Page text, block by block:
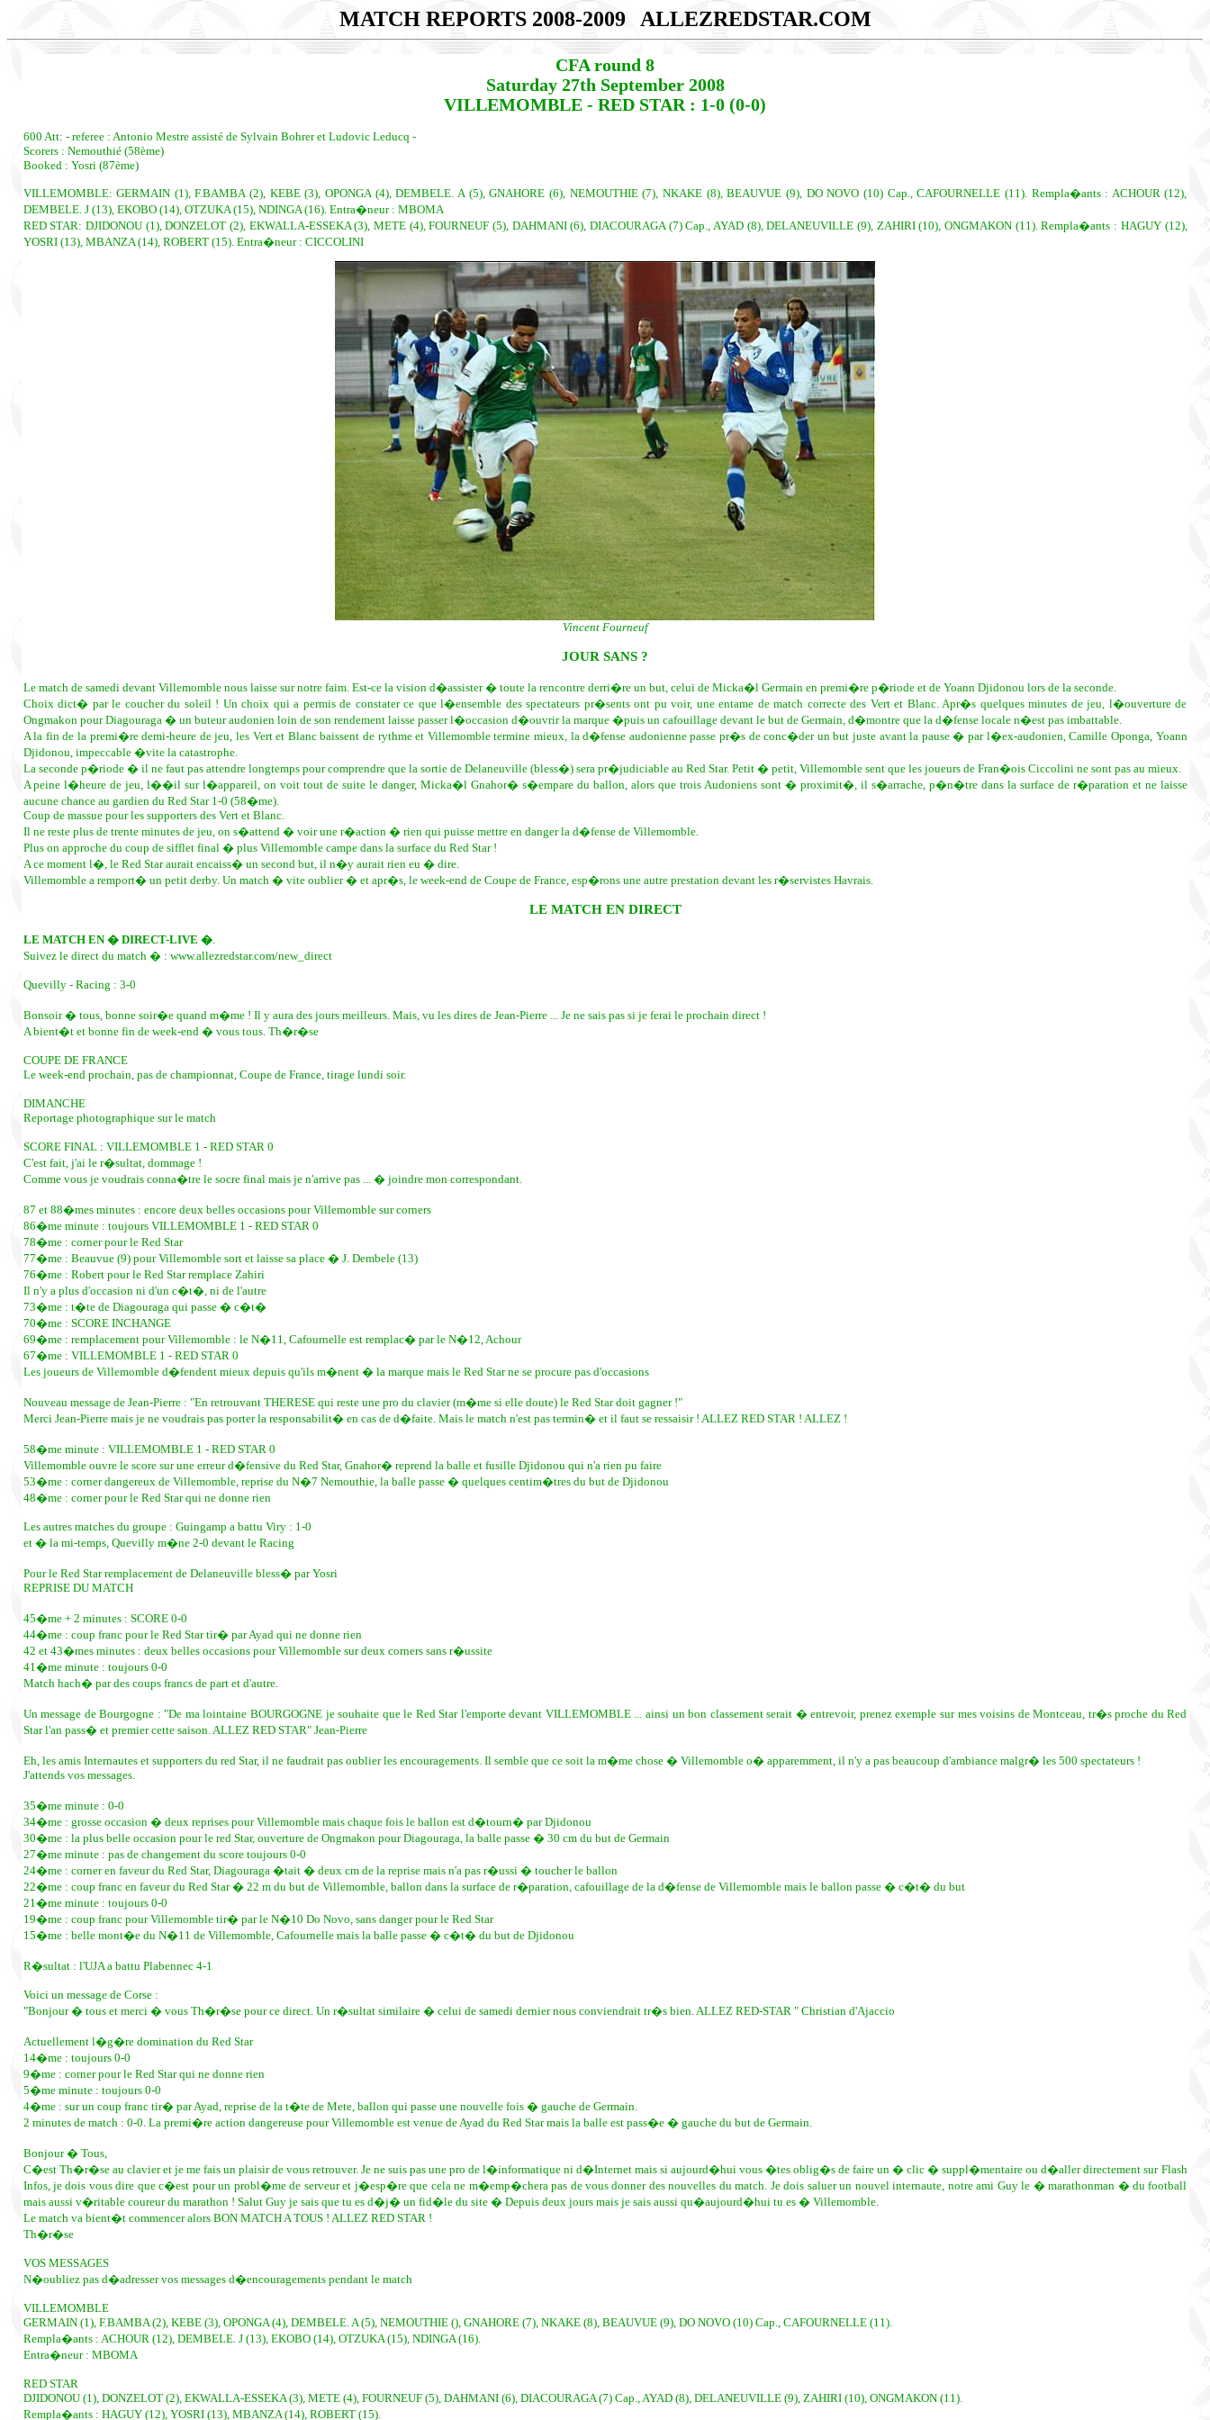
MATCH REPORTS 2008-2009 ALLEZREDSTAR.COM
CFA round 8
Saturday 27th September 2008
VILLEMOMBLE - RED STAR : 1-0 (0-0)
600 Att: - referee : Antonio Mestre assisté de Sylvain Bohrer et Ludovic Leducq -
Scorers : Nemouthié (58ème)
Booked : Yosri (87ème)
VILLEMOMBLE: GERMAIN (1), F.BAMBA (2), KEBE (3), OPONGA (4), DEMBELE. A (5), GNAHORE (6), NEMOUTHIE (7), NKAKE (8), BEAUVUE (9), DO NOVO (10) Cap., CAFOURNELLE (11). Rempla�ants : ACHOUR (12),
DEMBELE. J (13), EKOBO (14), OTZUKA (15), NDINGA (16). Entra�neur : MBOMA
RED STAR: DJIDONOU (1), DONZELOT (2), EKWALLA-ESSEKA (3), METE (4), FOURNEUF (5), DAHMANI (6), DIACOURAGA (7) Cap., AYAD (8), DELANEUVILLE (9), ZAHIRI (10), ONGMAKON (11). Rempla�ants : HAGUY (12),
YOSRI (13), MBANZA (14), ROBERT (15). Entra�neur : CICCOLINI
Vincent Fourneuf
JOUR SANS ?
Le match de samedi devant Villemomble nous laisse sur notre faim. Est-ce la vision d�assister � toute la rencontre derri�re un but, celui de Micka�l Germain en premi�re p�riode et de Yoann Djidonou lors de la seconde.
Choix dict� par le coucher du soleil ! Un choix qui a permis de constater ce que l�ensemble des spectateurs pr�sents ont pu voir, une entame de match correcte des Vert et Blanc. Apr�s quelques minutes de jeu, l�ouverture de
Ongmakon pour Diagouraga � un buteur audonien loin de son rendement laisse passer l�occasion d�ouvrir la marque �puis un cafouillage devant le but de Germain, d�montre que la d�fense locale n�est pas imbattable.
A la fin de la premi�re demi-heure de jeu, les Vert et Blanc baissent de rythme et Villemomble termine mieux, la d�fense audonienne passe pr�s de conc�der un but juste avant la pause � par l�ex-audonien, Camille Oponga, Yoann
Djidonou, impeccable �vite la catastrophe.
La seconde p�riode � il ne faut pas attendre longtemps pour comprendre que la sortie de Delaneuville (bless�) sera pr�judiciable au Red Star. Petit � petit, Villemomble sent que les joueurs de Fran�ois Ciccolini ne sont pas au mieux.
A peine l�heure de jeu, l��il sur l�appareil, on voit tout de suite le danger, Micka�l Gnahor� s�empare du ballon, alors que trois Audoniens sont � proximit�, il s�arrache, p�n�tre dans la surface de r�paration et ne laisse
aucune chance au gardien du Red Star 1-0 (58�me).
Coup de massue pour les supporters des Vert et Blanc.
Il ne reste plus de trente minutes de jeu, on s�attend � voir une r�action � rien qui puisse mettre en danger la d�fense de Villemomble.
Plus on approche du coup de sifflet final � plus Villemomble campe dans la surface du Red Star !
A ce moment l�, le Red Star aurait encaiss� un second but, il n�y aurait rien eu � dire.
Villemomble a remport� un petit derby. Un match � vite oublier � et apr�s, le week-end de Coupe de France, esp�rons une autre prestation devant les r�servistes Havrais.
LE MATCH EN DIRECT
LE MATCH EN � DIRECT-LIVE �.
Suivez le direct du match � : www.allezredstar.com/new_direct
Quevilly - Racing : 3-0
Bonsoir � tous, bonne soir�e quand m�me ! Il y aura des jours meilleurs. Mais, vu les dires de Jean-Pierre ... Je ne sais pas si je ferai le prochain direct !
A bient�t et bonne fin de week-end � vous tous. Th�r�se
COUPE DE FRANCE
Le week-end prochain, pas de championnat, Coupe de France, tirage lundi soir.
DIMANCHE
Reportage photographique sur le match
SCORE FINAL : VILLEMOMBLE 1 - RED STAR 0
C'est fait, j'ai le r�sultat, dommage !
Comme vous je voudrais conna�tre le socre final mais je n'arrive pas ... � joindre mon correspondant.
87 et 88�mes minutes : encore deux belles occasions pour Villemomble sur corners
86�me minute : toujours VILLEMOMBLE 1 - RED STAR 0
78�me : corner pour le Red Star
77�me : Beauvue (9) pour Villemomble sort et laisse sa place � J. Dembele (13)
76�me : Robert pour le Red Star remplace Zahiri
Il n'y a plus d'occasion ni d'un c�t�, ni de l'autre
73�me : t�te de Diagouraga qui passe � c�t�
70�me : SCORE INCHANGE
69�me : remplacement pour Villemomble : le N�11, Cafournelle est remplac� par le N�12, Achour
67�me : VILLEMOMBLE 1 - RED STAR 0
Les joueurs de Villemomble d�fendent mieux depuis qu'ils m�nent � la marque mais le Red Star ne se procure pas d'occasions
Nouveau message de Jean-Pierre : "En retrouvant THERESE qui reste une pro du clavier (m�me si elle doute) le Red Star doit gagner !"
Merci Jean-Pierre mais je ne voudrais pas porter la responsabilit� en cas de d�faite. Mais le match n'est pas termin� et il faut se ressaisir ! ALLEZ RED STAR ! ALLEZ !
58�me minute : VILLEMOMBLE 1 - RED STAR 0
Villemomble ouvre le score sur une erreur d�fensive du Red Star, Gnahor� reprend la balle et fusille Djidonou qui n'a rien pu faire
53�me : corner dangereux de Villemomble, reprise du N�7 Nemouthie, la balle passe � quelques centim�tres du but de Djidonou
48�me : corner pour le Red Star qui ne donne rien
Les autres matches du groupe : Guingamp a battu Viry : 1-0
et � la mi-temps, Quevilly m�ne 2-0 devant le Racing
Pour le Red Star remplacement de Delaneuville bless� par Yosri
REPRISE DU MATCH
45�me + 2 minutes : SCORE 0-0
44�me : coup franc pour le Red Star tir� par Ayad qui ne donne rien
42 et 43�mes minutes : deux belles occasions pour Villemomble sur deux corners sans r�ussite
41�me minute : toujours 0-0
Match hach� par des coups francs de part et d'autre.
Un message de Bourgogne : "De ma lointaine BOURGOGNE je souhaite que le Red Star l'emporte devant VILLEMOMBLE ... ainsi un bon classement serait � entrevoir, prenez exemple sur mes voisins de Montceau, tr�s proche du Red
Star l'an pass� et premier cette saison. ALLEZ RED STAR" Jean-Pierre
Eh, les amis Internautes et supporters du red Star, il ne faudrait pas oublier les encouragements. Il semble que ce soit la m�me chose � Villemomble o� apparemment, il n'y a pas beaucoup d'ambiance malgr� les 500 spectateurs !
J'attends vos messages.
35�me minute : 0-0
34�me : grosse occasion � deux reprises pour Villemomble mais chaque fois le ballon est d�tourn� par Djidonou
30�me : la plus belle occasion pour le red Star, ouverture de Ongmakon pour Diagouraga, la balle passe � 30 cm du but de Germain
27�me minute : pas de changement du score toujours 0-0
24�me : corner en faveur du Red Star, Diagouraga �tait � deux cm de la reprise mais n'a pas r�ussi � toucher le ballon
22�me : coup franc en faveur du Red Star � 22 m du but de Villemomble, ballon dans la surface de r�paration, cafouillage de la d�fense de Villemomble mais le ballon passe � c�t� du but
21�me minute : toujours 0-0
19�me : coup franc pour Villemomble tir� par le N�10 Do Novo, sans danger pour le Red Star
15�me : belle mont�e du N�11 de Villemomble, Cafournelle mais la balle passe � c�t� du but de Djidonou
R�sultat : l'UJA a battu Plabennec 4-1
Voici un message de Corse :
"Bonjour � tous et merci � vous Th�r�se pour ce direct. Un r�sultat similaire � celui de samedi dernier nous conviendrait tr�s bien. ALLEZ RED-STAR " Christian d'Ajaccio
Actuellement l�g�re domination du Red Star
14�me : toujours 0-0
9�me : corner pour le Red Star qui ne donne rien
5�me minute : toujours 0-0
4�me : sur un coup franc tir� par Ayad, reprise de la t�te de Mete, ballon qui passe une nouvelle fois � gauche de Germain.
2 minutes de match : 0-0. La premi�re action dangereuse pour Villemomble est venue de Ayad du Red Star mais la balle est pass�e � gauche du but de Germain.
Bonjour � Tous,
C�est Th�r�se au clavier et je me fais un plaisir de vous retrouver. Je ne suis pas une pro de l�informatique ni d�Internet mais si aujourd�hui vous �tes oblig�s de faire un � clic � suppl�mentaire ou d�aller directement sur Flash
Infos, je dois vous dire que c�est pour un probl�me de serveur et j�esp�re que cela ne m�emp�chera pas de vous donner des nouvelles du match. Je dois saluer un nouvel internaute, notre ami Guy le � marathonman � du football
mais aussi v�ritable coureur du marathon ! Salut Guy je sais que tu es d�j� un fid�le du site � Depuis deux jours mais je sais aussi qu�aujourd�hui tu es � Villemomble.
Le match va bient�t commencer alors BON MATCH A TOUS ! ALLEZ RED STAR !
Th�r�se
VOS MESSAGES
N�oubliez pas d�adresser vos messages d�encouragements pendant le match
VILLEMOMBLE
GERMAIN (1), F.BAMBA (2), KEBE (3), OPONGA (4), DEMBELE. A (5), NEMOUTHIE (), GNAHORE (7), NKAKE (8), BEAUVUE (9), DO NOVO (10) Cap., CAFOURNELLE (11).
Rempla�ants : ACHOUR (12), DEMBELE. J (13), EKOBO (14), OTZUKA (15), NDINGA (16).
Entra�neur : MBOMA
RED STAR
DJIDONOU (1), DONZELOT (2), EKWALLA-ESSEKA (3), METE (4), FOURNEUF (5), DAHMANI (6), DIACOURAGA (7) Cap., AYAD (8), DELANEUVILLE (9), ZAHIRI (10), ONGMAKON (11).
Rempla�ants : HAGUY (12), YOSRI (13), MBANZA (14), ROBERT (15).